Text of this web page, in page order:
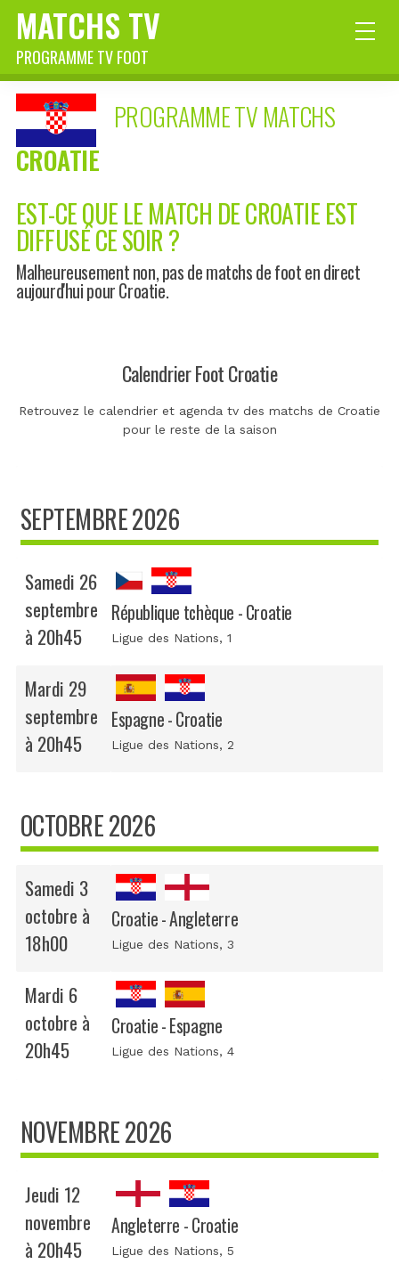
MATCHS TV
PROGRAMME TV FOOT
PROGRAMME TV MATCHS
CROATIE
EST-CE QUE LE MATCH DE CROATIE EST
DIFFUSÉ CE SOIR ?
Malheureusement non, pas de matchs de foot en direct
aujourd'hui pour Croatie.
Calendrier Foot Croatie
Retrouvez le calendrier et agenda tv des matchs de Croatie
pour le reste de la saison
SEPTEMBRE 2026
Samedi 26
septembre
à 20h45
République tchèque - Croatie
Ligue des Nations, 1
Mardi 29
septembre
à 20h45
Espagne - Croatie
Ligue des Nations, 2
OCTOBRE 2026
Samedi 3
octobre à
18h00
Croatie - Angleterre
Ligue des Nations, 3
Mardi 6
octobre à
20h45
Croatie - Espagne
Ligue des Nations, 4
NOVEMBRE 2026
Jeudi 12
novembre
à 20h45
Angleterre - Croatie
Ligue des Nations, 5